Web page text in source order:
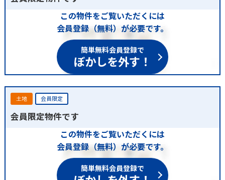
この物件をご覧いただくには
会員登録（無料）が必要です。
簡単無料会員登録で
ぼかしを外す！
土地 会員限定
会員限定物件です
この物件をご覧いただくには
会員登録（無料）が必要です。
簡単無料会員登録で